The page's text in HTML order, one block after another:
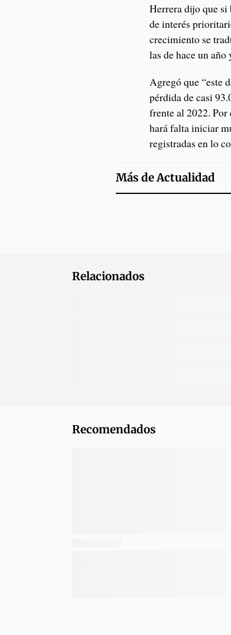
Herrera dijo que si
de interés
crecimiento se
las de hace un
Agregó que “este
pérdida de casi
frente al 2022.
hará falta iniciar
registradas en lo
Más deActualidad
Relacionados
Recomendados